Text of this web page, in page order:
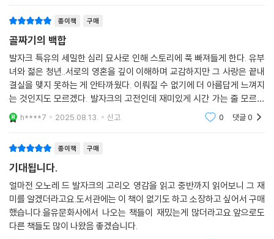
종이책 구매
골짜기의 백합
발자크 특유의 세밀한 심리 묘사로 인해 스토리에 푹 빠져들게 한다. 유부
녀와 젊은 청년..서로의 영혼을 깊이 이해하며 교감하지만 그 사랑은 끝내
결실을 맺지 못하는 게 안타까웠다. 이뤄질 수 없기에 더 아름답게 느껴지
는 것인지도 모르겠다. 발자크의 고전인데 재미있게 시간 가는 줄 모르고
읽었다.h****7 2025.08.13. 신고 0 댓글0
종이책 구매
기대됩니다.
얼마전 오노레 드 발자크의 고리오 영감을 읽고 중반까지 읽어보니 그 재
미를 알겠더라고요.도서관에는 이 책이 없기도 하고 소장하고 싶어서 구매
했습니다.을유문화사에서 나오는 책들이 재밌는게 많더라고요.앞으로도
다른 책들도 많이 나왔음 좋겠습니다.